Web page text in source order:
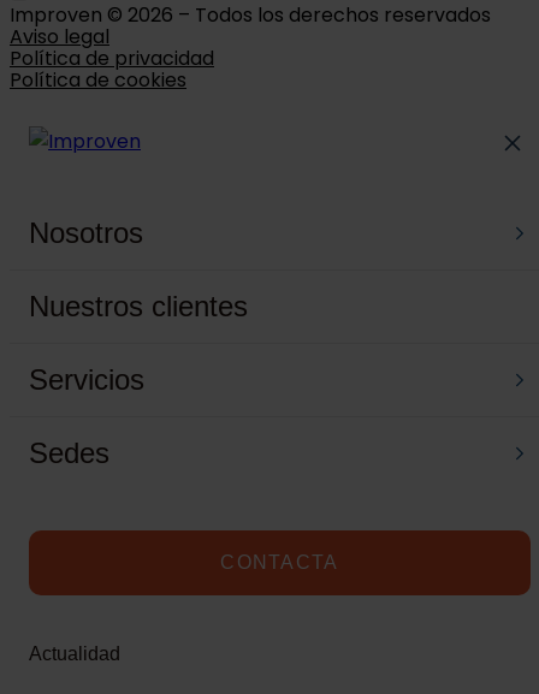
Improven © 2026 – Todos los derechos reservados
Aviso legal
Política de privacidad
Política de cookies
Nosotros
Nuestros clientes
Servicios
Sedes
CONTACTA
Actualidad